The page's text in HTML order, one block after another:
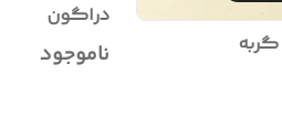
گربه
دراگون
ناموجود